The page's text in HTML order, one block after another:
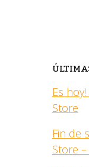
Es
Store
Fin de
Store